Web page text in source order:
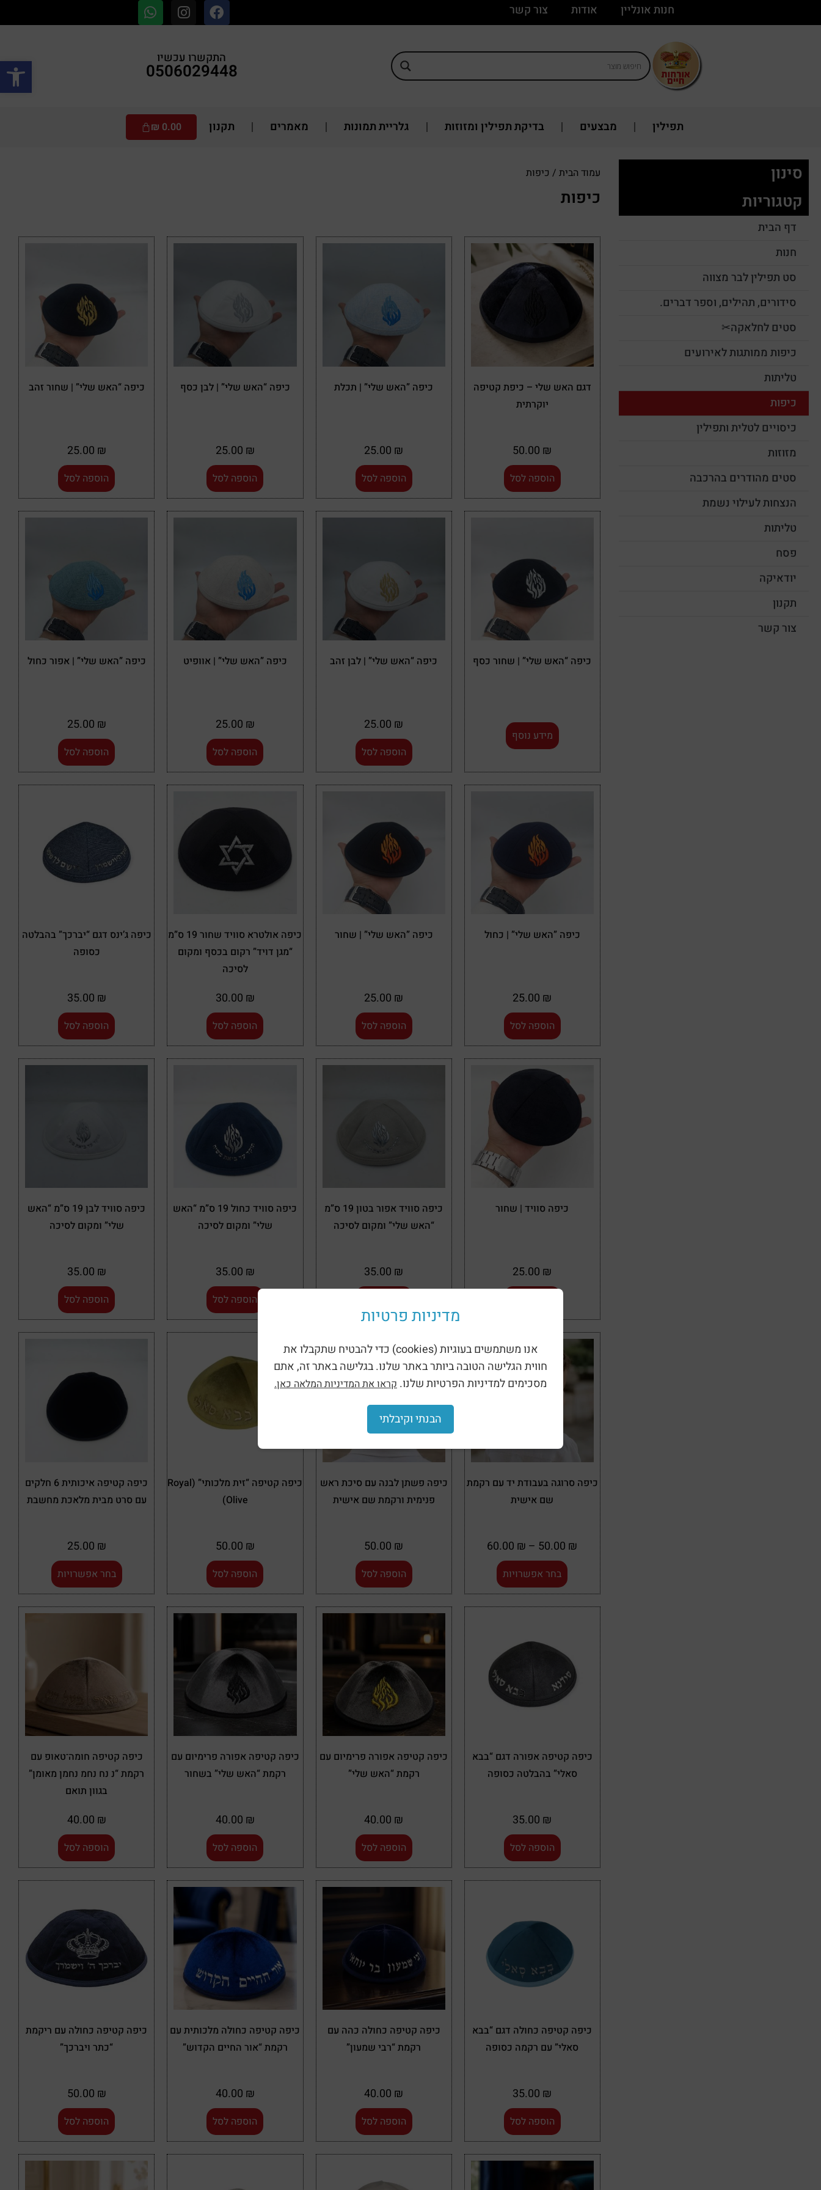
פתח
מדיניות פרטיות
אנו משתמשים בעוגיות (cookies) כדי להבטיח שתקבלו את
חווית הגלישה הטובה ביותר באתר שלנו. בגלישה באתר זה, אתם
מסכימים למדיניות הפרטיות שלנו. קראו את המדיניות המלאה כאן.
הבנתי וקיבלתי
חנות אונליין אודות צור קשר
התקשרו עכשיו
0506029448
תפילין מבצעים בדיקת תפילין ומזוזות גלריית תמונות מאמרים תקנון ₪ 0.00
סינון
קטגוריות
דף הבית
חנות
סט תפילין לבר מצווה
סידורים, תהילים, וספר דברים.
סטים לחלאקה✂
כיפות ממותגות לאירועים
טליתות
כיפות
כיסויים לטלית ותפילין
מזוזות
סטים מהודרים בהרכבה
הנצחות לעילוי נשמת
טליתות
פסח
יודאיקה
תקנון
צור קשר
עמוד הבית / כיפות
כיפות
דגם האש שלי – כיפת קטיפה
יוקרתית
₪
הוספה לסל
כיפה ”האש שלי” | תכלת
₪
הוספה לסל
כיפה “האש שלי” | לבן כסף
₪
הוספה לסל
כיפה “האש שלי” | שחור זהב
₪
הוספה לסל
כיפה “האש שלי” | שחור כסף
מידע נוסף
כיפה “האש שלי” | לבן זהב
₪
הוספה לסל
כיפה ”האש שלי” | אוופיט
₪
הוספה לסל
כיפה ”האש שלי” | אפור כחול
₪
הוספה לסל
כיפה ”האש שלי” | כחול
₪
הוספה לסל
כיפה ”האש שלי” | שחור
₪
הוספה לסל
כיפה אולטרא סוויד שחור 19 ס”מ
“מגן דויד” רקום בכסף ומקום
לסיכה
₪
הוספה לסל
כיפה ג’ינס דגם “יברכך” בהבלטה
כסופה
₪
הוספה לסל
כיפה סוויד | שחור
₪
כיפה סוויד אפור בטון 19 ס”מ
“האש שלי” ומקום לסיכה
₪
כיפה סוויד כחול 19 ס”מ “האש
שלי” ומקום לסיכה
₪
הוספה לסל
כיפה סוויד לבן 19 ס”מ “האש
שלי” ומקום לסיכה
₪
הוספה לסל
כיפה סרוגה בעבודת יד עם רקמת
שם אישית
₪
–
₪
בחר אפשרויות
כיפה פשתן לבנה עם סיכת ראש
פנימית ורקמת שם אישית
₪
הוספה לסל
כיפה קטיפה “זית מלכותי” (Royal
Olive)
₪
הוספה לסל
כיפה קטיפה איכותית 6 חלקים
עם סרט מבית מלאכת מחשבת
₪
בחר אפשרויות
כיפה קטיפה אפורה דגם “בבא
סאלי” בהבלטה כסופה
₪
הוספה לסל
כיפה קטיפה אפורה פרימיום עם
רקמת “האש שלי”
₪
הוספה לסל
כיפה קטיפה אפורה פרימיום עם
רקמת “האש שלי” בשחור
₪
הוספה לסל
כיפה קטיפה חומה־טאופ עם
רקמת “נ נח נחמ נחמן מאומן”
בגוון תואם
₪
הוספה לסל
כיפה קטיפה כחולה דגם “בבא
סאלי” עם רקמה כסופה
₪
הוספה לסל
כיפה קטיפה כחולה כהה עם
רקמת “רבי שמעון”
₪
הוספה לסל
כיפה קטיפה כחולה מלכותית עם
רקמת “אור החיים הקדוש”
₪
הוספה לסל
כיפה קטיפה כחולה עם ריקמת
“כתר ויברכך”
₪
הוספה לסל